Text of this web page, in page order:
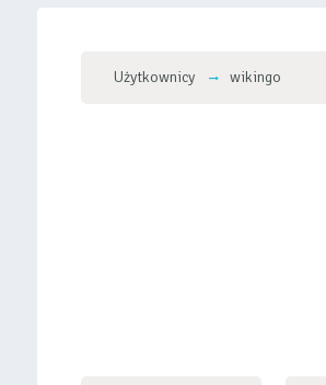
Użytkownicy wikingo